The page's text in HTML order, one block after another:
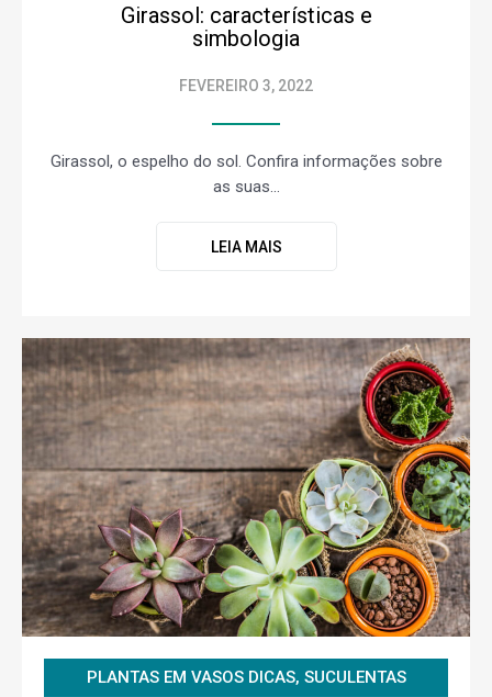
Girassol: características e
simbologia
FEVEREIRO 3, 2022
Girassol, o espelho do sol. Confira informações sobre
as suas...
LEIA MAIS
PLANTAS EM VASOS DICAS, SUCULENTAS